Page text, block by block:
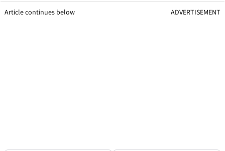
Article continues below ADVERTISEMENT